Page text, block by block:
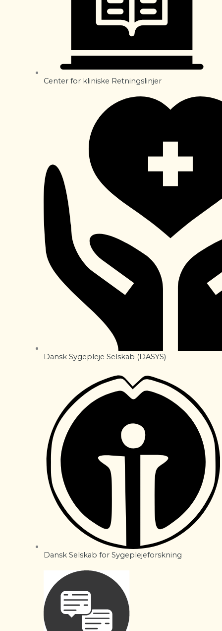
Center for kliniske Retningslinjer
Dansk Sygepleje Selskab (DASYS)
Dansk Selskab for Sygeplejeforskning